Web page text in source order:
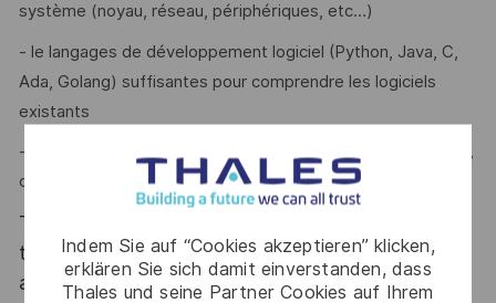
Indem Sie auf “Cookies akzeptieren” klicken,
erklären Sie sich damit einverstanden, dass
Thales und seine Partner Cookies auf Ihrem
système (noyau, réseau, périphériques, etc…)
- le langages de développement logiciel (Python, Java, C,
Ada, Golang) suffisantes pour comprendre les logiciels
existants
- du logiciel appliqué à l’industrie (traçabilité des exigences,
cône de tests, etc…)
Thales, entreprise Handi-Engagée, reconnait
tous les talents. La diversité est notre meilleur
atout. Postulez et rejoignez nous !